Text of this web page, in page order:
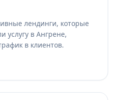
лендинги, которые
услугу в Ангрене,
в клиентов.